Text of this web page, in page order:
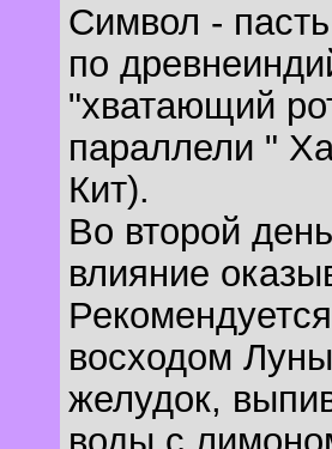
Символ -
по
"хватающий
параллели "
Кит).
Во второй
влияние
восходом
желудок,
воды с